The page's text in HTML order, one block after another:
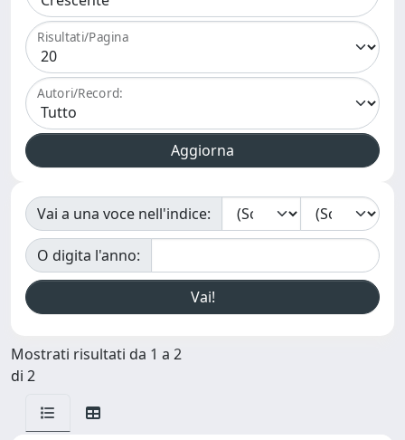
Risultati/Pagina
Autori/Record:
Vai a una voce nell'indice:
O digita l'anno:
Mostrati risultati da 1 a 2
di 2